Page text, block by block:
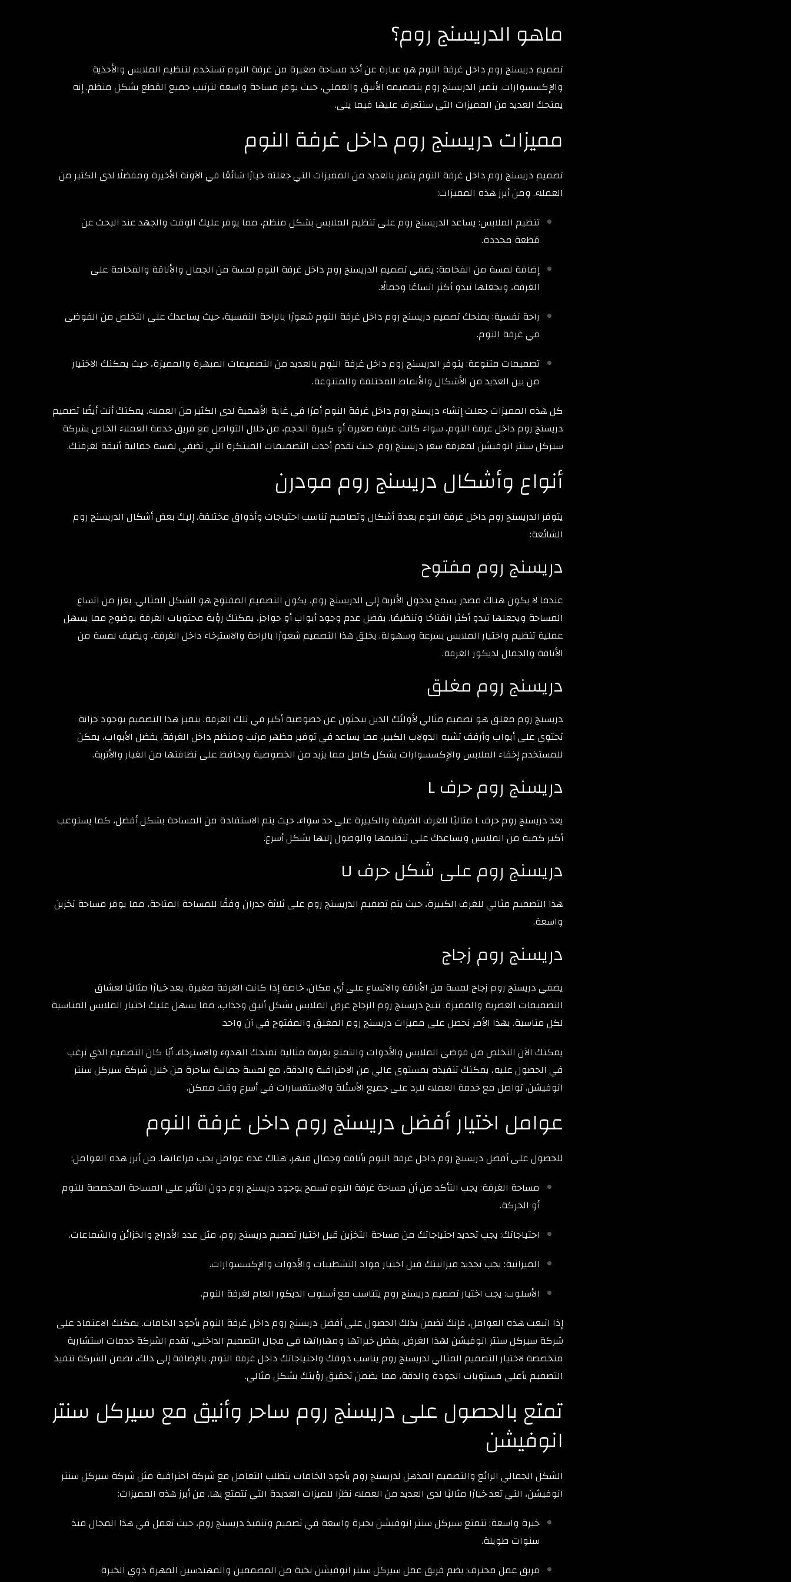
ماهو الدريسنج روم؟
تصميم دريسنج روم داخل غرفة النوم هو عبارة عن أخذ مساحة صغيرة من غرفة النوم تستخدم لتنظيم الملابس والأحذية
والإكسسوارات. يتميز الدريسنج روم بتصميمه الأنيق والعملي، حيث يوفر مساحة واسعة لترتيب جميع القطع بشكل منظم. إنه
يمنحك العديد من المميزات التي سنتعرف عليها فيما يلي.
مميزات دريسنج روم داخل غرفة النوم
تصميم دريسنج روم داخل غرفة النوم يتميز بالعديد من المميزات التي جعلته خيارًا شائعًا في الآونة الأخيرة ومفضلًا لدى الكثير من
العملاء. ومن أبرز هذه المميزات:
تنظيم الملابس: يساعد الدريسنج روم على تنظيم الملابس بشكل منظم، مما يوفر عليك الوقت والجهد عند البحث عن
قطعة محددة.
إضافة لمسة من الفخامة: يضفي تصميم الدريسنج روم داخل غرفة النوم لمسة من الجمال والأناقة والفخامة على
الغرفة، ويجعلها تبدو أكثر اتساعًا وجمالًا.
راحة نفسية: يمنحك تصميم دريسنج روم داخل غرفة النوم شعورًا بالراحة النفسية، حيث يساعدك على التخلص من الفوضى
في غرفة النوم.
تصميمات متنوعة: يتوفر الدريسنج روم داخل غرفة النوم بالعديد من التصميمات المبهرة والمميزة، حيث يمكنك الاختيار
من بين العديد من الأشكال والأنماط المختلفة والمتنوعة.
كل هذه المميزات جعلت إنشاء دريسنج روم داخل غرفة النوم أمرًا في غاية الأهمية لدى الكثير من العملاء. يمكنك أنت أيضًا تصميم
دريسنج روم داخل غرفة النوم، سواء كانت غرفة صغيرة أو كبيرة الحجم، من خلال التواصل مع فريق خدمة العملاء الخاص بشركة
سيركل سنتر انوفيشن لمعرفة سعر دريسنج روم. حيث نقدم أحدث التصميمات المبتكرة التي تضفي لمسة جمالية أنيقة لغرفتك.
أنواع وأشكال دريسنج روم مودرن
يتوفر الدريسنج روم داخل غرفة النوم بعدة أشكال وتصاميم تناسب احتياجات وأذواق مختلفة. إليك بعض أشكال الدريسنج روم
الشائعة:
دريسنج روم مفتوح
عندما لا يكون هناك مصدر يسمح بدخول الأتربة إلى الدريسنج روم، يكون التصميم المفتوح هو الشكل المثالي. يعزز من اتساع
المساحة ويجعلها تبدو أكثر انفتاحًا وتنظيمًا. بفضل عدم وجود أبواب أو حواجز، يمكنك رؤية محتويات الغرفة بوضوح مما يسهل
عملية تنظيم واختيار الملابس بسرعة وسهولة. يخلق هذا التصميم شعورًا بالراحة والاسترخاء داخل الغرفة، ويضيف لمسة من
الأناقة والجمال لديكور الغرفة.
دريسنج روم مغلق
دريسنج روم مغلق هو تصميم مثالي لأولئك الذين يبحثون عن خصوصية أكبر في تلك الغرفة. يتميز هذا التصميم بوجود خزانة
تحتوي على أبواب وأرفف تشبه الدولاب الكبير، مما يساعد في توفير مظهر مرتب ومنظم داخل الغرفة. بفضل الأبواب، يمكن
للمستخدم إخفاء الملابس والإكسسوارات بشكل كامل مما يزيد من الخصوصية ويحافظ على نظافتها من الغبار والأتربة.
دريسنج روم حرف L
يعد دريسنج روم حرف L مثاليًا للغرف الضيقة والكبيرة على حد سواء، حيث يتم الاستفادة من المساحة بشكل أفضل، كما يستوعب
أكبر كمية من الملابس ويساعدك على تنظيمها والوصول إليها بشكل أسرع.
دريسنج روم على شكل حرف U
هذا التصميم مثالي للغرف الكبيرة، حيث يتم تصميم الدريسنج روم على ثلاثة جدران وفقًا للمساحة المتاحة، مما يوفر مساحة تخزين
واسعة.
دريسنج روم زجاج
يضفي دريسنج روم زجاج لمسة من الأناقة والاتساع على أي مكان، خاصة إذا كانت الغرفة صغيرة. يعد خيارًا مثاليًا لعشاق
التصميمات العصرية والمميزة. تتيح دريسنج روم الزجاج عرض الملابس بشكل أنيق وجذاب، مما يسهل عليك اختيار الملابس المناسبة
لكل مناسبة. بهذا الأمر نحصل على مميزات دريسنج روم المغلق والمفتوح في آن واحد.
يمكنك الآن التخلص من فوضى الملابس والأدوات والتمتع بغرفة مثالية تمنحك الهدوء والاسترخاء. أيًا كان التصميم الذي ترغب
في الحصول عليه، يمكنك تنفيذه بمستوى عالي من الاحترافية والدقة، مع لمسة جمالية ساحرة من خلال شركة سيركل سنتر
انوفيشن. تواصل مع خدمة العملاء للرد على جميع الأسئلة والاستفسارات في أسرع وقت ممكن.
عوامل اختيار أفضل دريسنج روم داخل غرفة النوم
للحصول على أفضل دريسنج روم داخل غرفة النوم بأناقة وجمال مبهر، هناك عدة عوامل يجب مراعاتها. من أبرز هذه العوامل:
مساحة الغرفة: يجب التأكد من أن مساحة غرفة النوم تسمح بوجود دريسنج روم دون التأثير على المساحة المخصصة للنوم
أو الحركة.
احتياجاتك: يجب تحديد احتياجاتك من مساحة التخزين قبل اختيار تصميم دريسنج روم، مثل عدد الأدراج والخزائن والشماعات.
الميزانية: يجب تحديد ميزانيتك قبل اختيار مواد التشطيبات والأدوات والإكسسوارات.
الأسلوب: يجب اختيار تصميم دريسنج روم يتناسب مع أسلوب الديكور العام لغرفة النوم.
إذا اتبعت هذه العوامل، فإنك تضمن بذلك الحصول على أفضل دريسنج روم داخل غرفة النوم بأجود الخامات. يمكنك الاعتماد على
شركة سيركل سنتر انوفيشن لهذا الغرض. بفضل خبراتها ومهاراتها في مجال التصميم الداخلي، تقدم الشركة خدمات استشارية
متخصصة لاختيار التصميم المثالي لدريسنج روم يناسب ذوقك واحتياجاتك داخل غرفة النوم. بالإضافة إلى ذلك، تضمن الشركة تنفيذ
التصميم بأعلى مستويات الجودة والدقة، مما يضمن تحقيق رؤيتك بشكل مثالي.
تمتع بالحصول على دريسنج روم ساحر وأنيق مع سيركل سنتر
انوفيشن
الشكل الجمالي الرائع والتصميم المذهل لدريسنج روم بأجود الخامات يتطلب التعامل مع شركة احترافية مثل شركة سيركل سنتر
انوفيشن، التي تعد خيارًا مثاليًا لدى العديد من العملاء نظرًا للميزات العديدة التي تتمتع بها. من أبرز هذه المميزات:
خبرة واسعة: تتمتع سيركل سنتر انوفيشن بخبرة واسعة في تصميم وتنفيذ دريسنج روم، حيث تعمل في هذا المجال منذ
سنوات طويلة.
فريق عمل محترف: يضم فريق عمل سيركل سنتر انوفيشن نخبة من المصممين والمهندسين المهرة ذوي الخبرة